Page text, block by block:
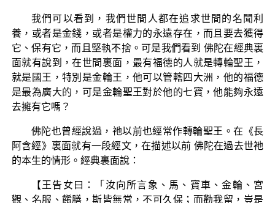
我們可以看到，我們世間人都在追求世間的名聞利
養，或者是金錢，或者是權力的永遠存在，而且要去獲得
它、保有它，而且堅執不捨。可是我們看到 佛陀在經典裏
面就有說到，在世間裏面，最有福德的人就是轉輪聖王，
就是國王，特別是金輪王，他可以管轄四大洲，他的福德
是最為廣大的，可是金輪聖王對於他的七寶，他能夠永遠
去擁有它嗎？
佛陀也曾經說過，祂以前也經常作轉輪聖王。在《長
阿含經》裏面就有一段經文，在描述以前 佛陀在過去世祂
的本生的情形。經典裏面說：
【王告女曰：「汝向所言象、馬、寶車、金輪、宮
觀、名服、餚膳，斯皆無常，不可久保；而勸我留，豈是